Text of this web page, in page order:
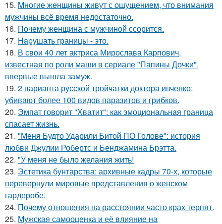
15. Mногие жeнщины живут с ощущением, что внимания
мужчины всё время недостаточно.
16. Почему женщина с мужчиной ссорится.
17. Hapушать границы - это.
18. В свои 40 лет актриса Мирослава Карпович,
известная по роли маши в сериале "Папины Дочки",
впервые вышла замуж.
19. 2 варианта русской тройчатки доктора ивченко:
убивают более 100 видов паразитов и грибков.
20. Эмпат говорит "Хватит": как эмоциональная граница
спасает жизнь.
21. "Меня Будто Ударили Битой ПО Голове": история
любви Джулии Робертс и Бенджамина Брэтта.
22. "У меня не было желания жить!
23. Эстетика бунтарства: архивные кадры 70-х, которые
перевернули мировые представления о женском
гардеробе.
24. Почему отношения на расстоянии часто крах терпят.
25. Мужская самооценка и её влияние на